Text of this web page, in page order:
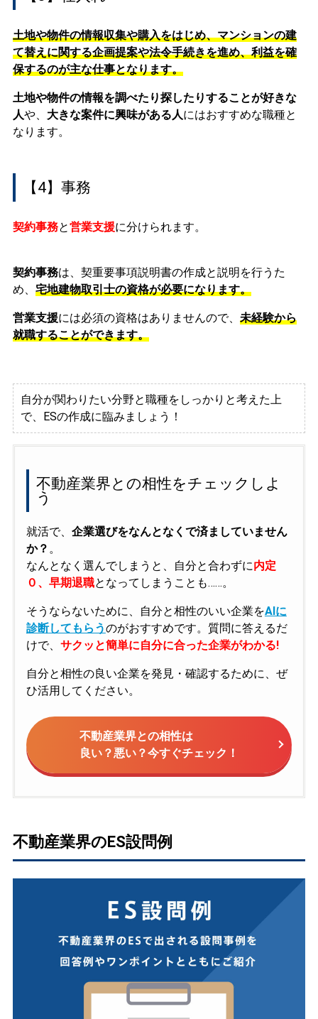
土地や物件の情報収集や購入をはじめ、マンションの建
て替えに関する企画提案や法令手続きを進め、利益を確
保するのが主な仕事となります。
土地や物件の情報を調べたり探したりすることが好きな
人や、 大きな案件に興味がある人にはおすすめな職種と
なります。
【4】事務
契約事務と営業支援に分けられます。
契約事務は、 契重要事項説明書の作成と説明を行うた
め、 宅地建物取引士の資格が必要になります。
営業支援には必須の資格はありませんので、 未経験から
就職することができます。
自分が関わりたい分野と職種をしっかりと考えた上
で、ESの作成に臨みましょう！
不動産業界との相性をチェックしよ
う
就活で、 企業選びをなんとなくで済ましていません
か？ 。
なんとなく選んでしまうと、自分と合わずに内定
０、早期退職となってしまうことも……。
そうならないために、自分と相性のいい企業をAIに
診断してもらうのがおすすめです。質問に答えるだ
けで、 サクッと簡単に自分に合った企業がわかる!
自分と相性の良い企業を発見・確認するために、ぜ
ひ活用してください。
不動産業界との相性は
良い？悪い？今すぐチェック！
不動産業界のES設問例